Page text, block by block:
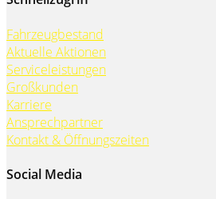
Fahrzeugbestand
Aktuelle Aktionen
Serviceleistungen
Großkunden
Karriere
Ansprechpartner
Kontakt & Öffnungszeiten
Social Media